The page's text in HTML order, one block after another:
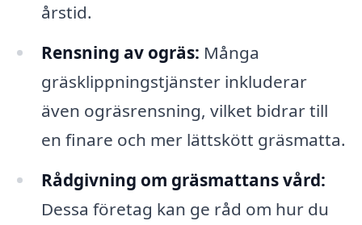
årstid.
Rensning av ogräs: Många
gräsklippningstjänster inkluderar
även ogräsrensning, vilket bidrar till
en finare och mer lättskött gräsmatta.
Rådgivning om gräsmattans vård:
Dessa företag kan ge råd om hur du